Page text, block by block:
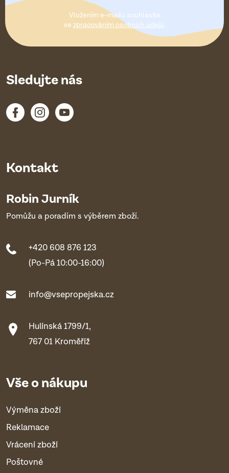
t
Vložením e-mailu souhlasíte
se zpracováním osobních údajů.
Kontakt
Robin Jurník
Pomůžu a poradím s výběrem zboží.
+420 608 876 123
(Po-Pá 10:00-16:00)
info@vsepropejska.cz
Hulínská 1799/1,
767 01 Kroměříž
Vše o nákupu
Výměna zboží
Reklamace
Vrácení zboží
Poštovné
Sledujte nás